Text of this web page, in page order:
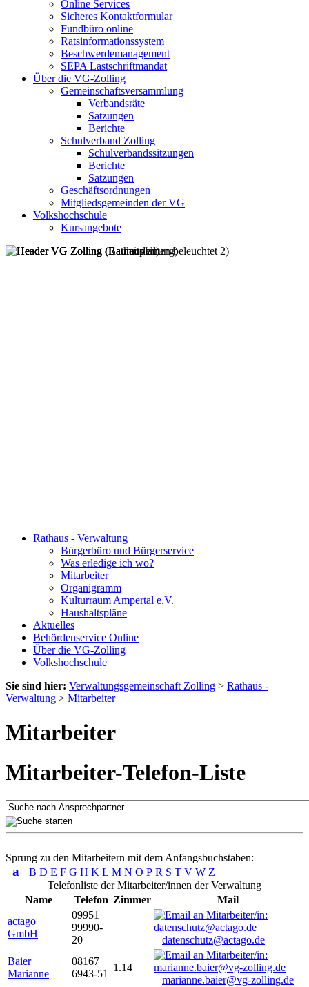
Online Services
Sicheres Kontaktformular
Fundbüro online
Ratsinformationssystem
Beschwerdemanagement
SEPA Lastschriftmandat
Über die VG-Zolling
Gemeinschaftsversammlung
Verbandsräte
Satzungen
Berichte
Schulverband Zolling
Schulverbandssitzungen
Berichte
Satzungen
Geschäftsordnungen
Mitgliedsgemeinden der VG
Volkshochschule
Kursangebote
Rathaus - Verwaltung
Bürgerbüro und Bürgerservice
Was erledige ich wo?
Mitarbeiter
Organigramm
Kulturraum Ampertal e.V.
Haushaltspläne
Aktuelles
Behördenservice Online
Über die VG-Zolling
Volkshochschule
Sie sind hier: Verwaltungsgemeinschaft Zolling > Rathaus -
Verwaltung > Mitarbeiter
Mitarbeiter
Mitarbeiter-Telefon-Liste
Sprung zu den Mitarbeitern mit dem Anfangsbuchstaben:
a B D E F G H K L M N O P R S T V W Z
Telefonliste der Mitarbeiter/innen der Verwaltung
Name
Telefon Zimmer
Mail
actago
GmbH
09951
99990-
20
datenschutz@actago.de
Baier
Marianne
08167
6943-51
1.14
marianne.baier@vg-zolling.de